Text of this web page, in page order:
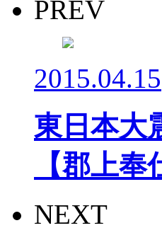
PREV
2015.04.15
東日本
【郡上奉
NEXT